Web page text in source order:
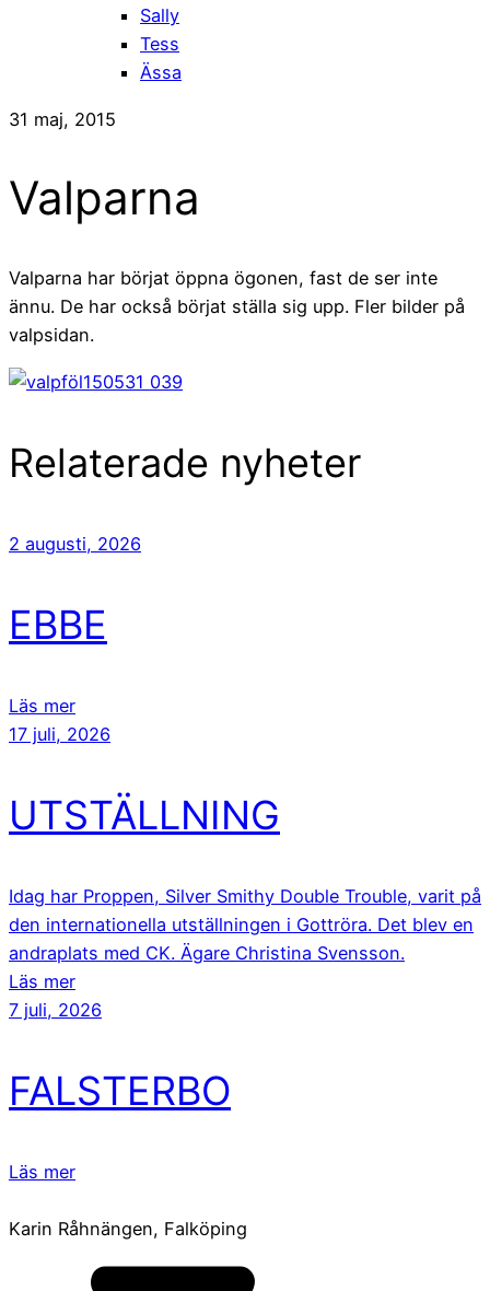
Sally
Tess
Ässa
31 maj, 2015
Valparna
Valparna har börjat öppna ögonen, fast de ser inte
ännu. De har också börjat ställa sig upp. Fler bilder på
valpsidan.
Relaterade nyheter
2 augusti, 2026
EBBE
Läs mer
17 juli, 2026
UTSTÄLLNING
Idag har Proppen, Silver Smithy Double Trouble, varit på
den internationella utställningen i Gottröra. Det blev en
andraplats med CK. Ägare Christina Svensson.
Läs mer
7 juli, 2026
FALSTERBO
Läs mer
Karin Råhnängen, Falköping